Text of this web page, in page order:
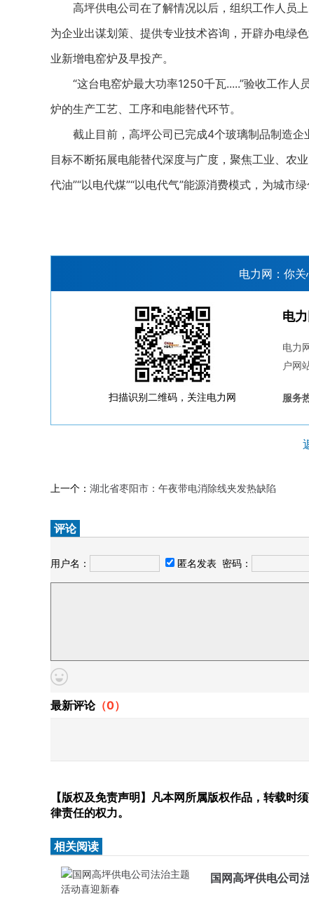
高坪供电公司在了解情况以后，组织工作人员上
为企业出谋划策、提供专业技术咨询，开辟办电绿
业新增电窑炉及早投产。
“这台电窑炉最大功率1250千瓦.....”验收工作人
炉的生产工艺、工序和电能替代环节。
截止目前，高坪公司已完成4个玻璃制品制造企
目标不断拓展电能替代深度与广度，聚焦工业、农
代油”“以电代煤”“以电代气”能源消费模式，为城市绿
电力网：你
扫描识别二维码，关注电力网
电
电力
户网
服务
上一个： 湖北省枣阳市：午夜带电消除线夹发热缺陷
评论
用户名： 匿名发表 密码：
最新评论（0）
【版权及免责声明】凡本网所属版权作品，转载时
律责任的权力。
相关阅读
国网高坪供电公司